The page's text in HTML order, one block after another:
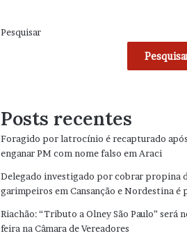
Pesquisar
Posts recentes
Foragido por latrocínio é recapturado
enganar PM com nome falso em Araci
Delegado investigado por cobrar propina
garimpeiros em Cansanção e Nordestina é
Riachão: “Tributo a Olney São Paulo” será
feira na Câmara de Vereadores